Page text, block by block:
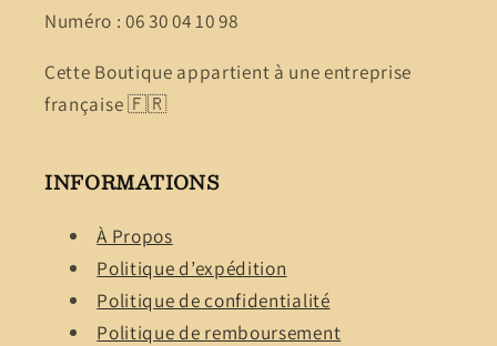
Numéro : 06 30 04 10 98
Cette Boutique appartient à une entreprise
française 🇫🇷
INFORMATIONS
À Propos
Politique d’expédition
Politique de confidentialité
Politique de remboursement